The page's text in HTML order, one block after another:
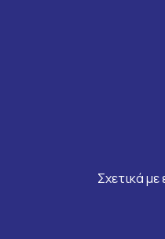
Σχετικά με